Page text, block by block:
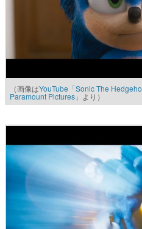
（画像はYouTube「Sonic The
Paramount Pictures」 より）